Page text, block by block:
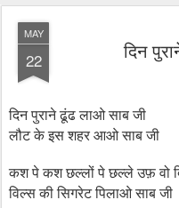
MAY
22 दिन
दिन पुराने ढूंढ लाओ साब जी
लौट के इस शहर आओ साब जी
कश पे कश छल्लों पे छल्ले उफ़ वो
विल्स की सिगरेट पिलाओ साब जी